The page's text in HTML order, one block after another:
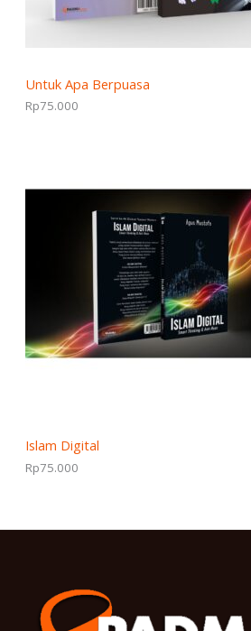
Untuk Apa Berpuasa
Rp75.000
Islam Digital
Rp75.000